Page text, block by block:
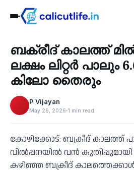
‹
Business
ബക്രീദ് കാലത്ത്
ലക്ഷം ലിറ്റര്‍ പാലും
കിലോ തൈരും
P Vijayan
May 29, 2026 1 min read
കോഴിക്കോട്: ബക്രീദ് കാലത്ത്
വില്‍പ്പനയില്‍ വന്‍
കഴിഞ്ഞ ബക്രീദ് കാലത്തെക്കാള്‍